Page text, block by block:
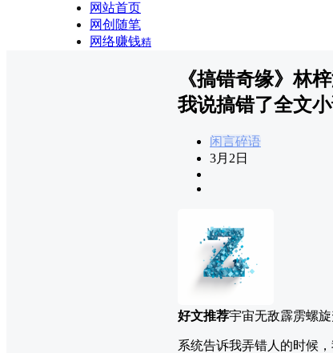
网站首页
网创随笔
网络赚钱精
《搞错奇缘》林
我说搞错了全文
闲言碎语
3月2日
好文推荐宇宙无敌霹雳螺
系统告诉我弄错人的时候